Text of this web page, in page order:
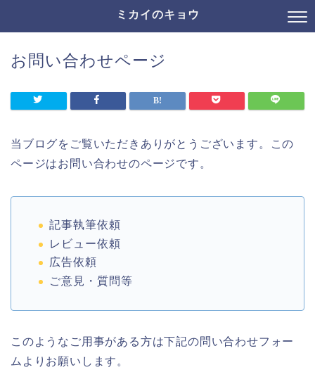
ミカイのキョウ
お問い合わせページ
当ブログをご覧いただきありがとうございます。この
ページはお問い合わせのページです。
記事執筆依頼
レビュー依頼
広告依頼
ご意見・質問等
このようなご用事がある方は下記の問い合わせフォー
ムよりお願いします。